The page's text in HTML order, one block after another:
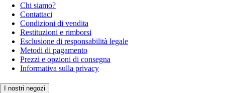
Chi siamo?
Contattaci
Condizioni di vendita
Restituzioni e rimborsi
Esclusione di responsabilità legale
Metodi di pagamento
Prezzi e opzioni di consegna
Informativa sulla privacy
I nostri negozi